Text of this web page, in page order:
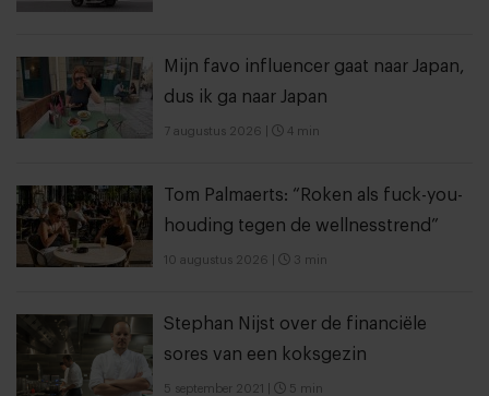
Mijn favo influencer gaat naar Japan,
dus ik ga naar Japan
7 augustus 2026 4 min
Tom Palmaerts: “Roken als fuck-you-
houding tegen de wellnesstrend”
10 augustus 2026 3 min
Stephan Nijst over de financiële
sores van een koksgezin
5 september 2021 5 min